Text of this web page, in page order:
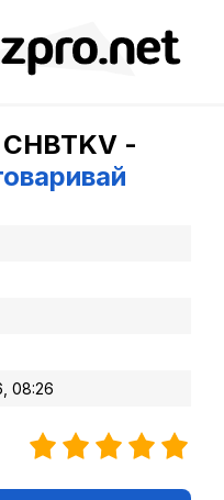
-
08:26